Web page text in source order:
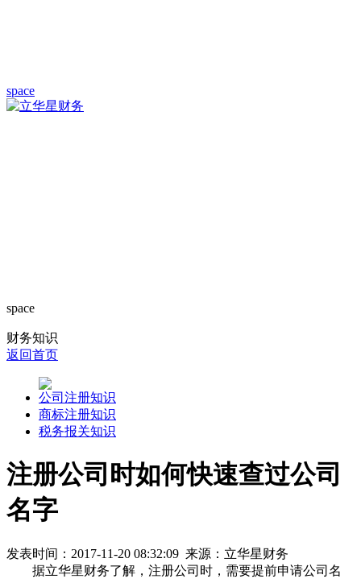
space
space
财务知识
返回首页
公司注册知识
商标注册知识
税务报关知识
注册公司时如何快速查过公司
名字
发表时间：2017-11-20 08:32:09 来源：立华星财务
据立华星财务了解，注册公司时，需要提前申请公司名